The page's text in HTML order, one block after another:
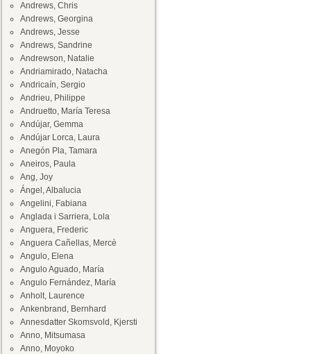
Andrews, Chris
Andrews, Georgina
Andrews, Jesse
Andrews, Sandrine
Andrewson, Natalie
Andriamirado, Natacha
Andricaín, Sergio
Andrieu, Philippe
Andruetto, María Teresa
Andújar, Gemma
Andújar Lorca, Laura
Anegón Pla, Tamara
Aneiros, Paula
Ang, Joy
Ángel, Albalucia
Angelini, Fabiana
Anglada i Sarriera, Lola
Anguera, Frederic
Anguera Cañellas, Mercè
Angulo, Elena
Angulo Aguado, María
Angulo Fernández, María
Anholt, Laurence
Ankenbrand, Bernhard
Annesdatter Skomsvold, Kjersti
Anno, Mitsumasa
Anno, Moyoko